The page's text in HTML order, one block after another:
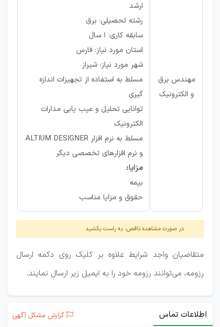
مهندس برق
و الکترونیک
ارشد
رشته تحصیلی: برق
سابقه کاری: ۱ سال
استان مورد نیاز: فارس
شهر مورد نیاز: شیراز
مسلط به استفاده از تجهیزات اندازه
گیری
توانایی تحلیل و عیب یابی مدارات
الکترونیک
مسلط به نرم افزار ALTIUM DESIGNER
و نرم افزارهای تخصصی دیگر
مزایا:
بیمه
حقوق و مزایا مناسب
در صورت مشاهده ناقص، به راست بکشید
متقاضیان واجد شرایط علاوه بر کلیک روی دکمه ارسال
رزومه، می‌توانند رزومه خود را به ایمیل زیر ارسال نمایند.
اطلاعات تماس گزارش مشکل آگهی